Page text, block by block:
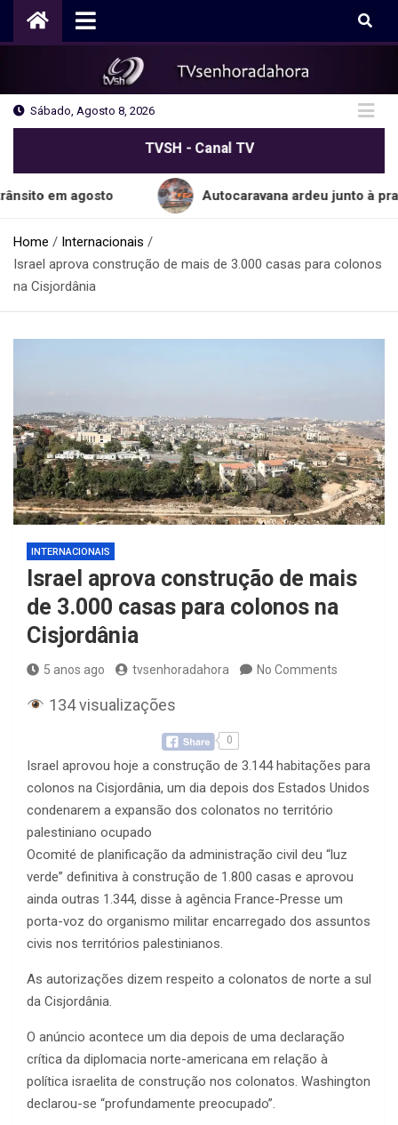
Sábado, Agosto 8, 2026
TVSH - Canal TV
agosto Autocaravana ardeu junto à praia do
Home
Internacionais
Israel aprova construção de mais de 3.000 casas para colonos
na Cisjordânia
INTERNACIONAIS
Israel aprova construção de mais
de 3.000 casas para colonos na
Cisjordânia
5 anos ago tvsenhoradahora No Comments
134 visualizações
0
Israel aprovou hoje a construção de 3.144 habitações para
colonos na Cisjordânia, um dia depois dos Estados Unidos
condenarem a expansão dos colonatos no território
palestiniano ocupado
Ocomité de planificação da administração civil deu “luz
verde” definitiva à construção de 1.800 casas e aprovou
ainda outras 1.344, disse à agência France-Presse um
porta-voz do organismo militar encarregado dos assuntos
civis nos territórios palestinianos.
As autorizações dizem respeito a colonatos de norte a sul
da Cisjordânia.
O anúncio acontece um dia depois de uma declaração
crítica da diplomacia norte-americana em relação à
política israelita de construção nos colonatos. Washington
declarou-se “profundamente preocupado”.